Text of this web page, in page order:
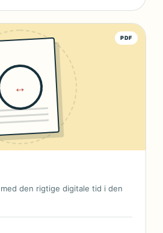
PDF
↔
den rigtige digitale tid i den